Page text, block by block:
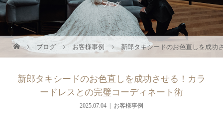
ブログ
ブログ お客様事例 新郎タキシードのお色直しを成功
新郎タキシードのお色直しを成功させる！カラ
ードレスとの完璧コーディネート術
2025.07.04 お客様事例